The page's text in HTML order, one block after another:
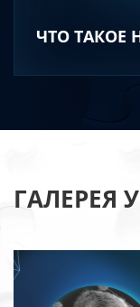
ЧТО ТАКОЕ
ГАЛЕРЕЯ